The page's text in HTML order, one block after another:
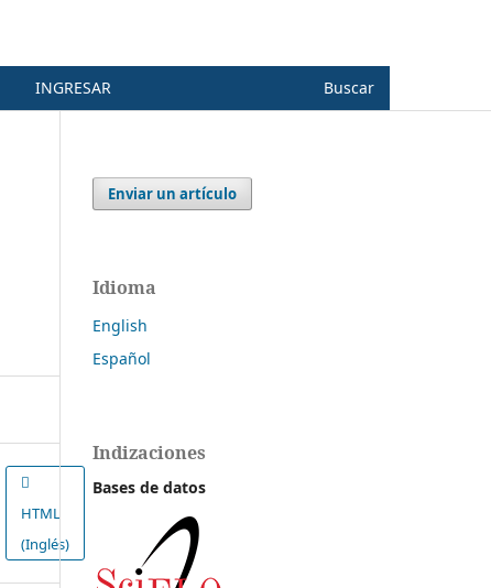
INGRESAR Buscar
HTML
(Inglés)
Enviar un artículo
Idioma
English
Español
Indizaciones
Bases de datos